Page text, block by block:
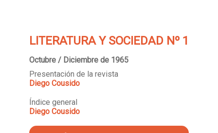
LITERATURA Y SOCIEDAD Nº 1
Octubre / Diciembre de 1965
Presentación de la revista
Diego Cousido
Índice general
Diego Cousido